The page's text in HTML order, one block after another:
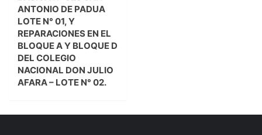
ANTONIO DE PADUA
LOTE N° 01, Y
REPARACIONES EN EL
BLOQUE A Y BLOQUE D
DEL COLEGIO
NACIONAL DON JULIO
AFARA – LOTE N° 02.